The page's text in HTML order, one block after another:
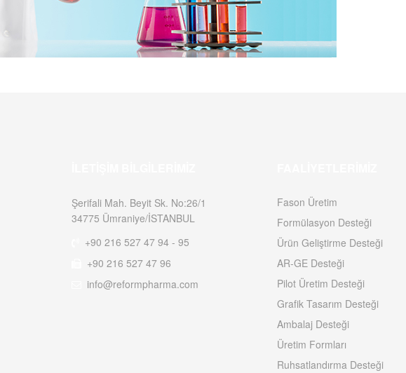
Şerifali Mah. Beyit Sk. No:26/1
34775 Ümraniye/İSTANBUL
+90 216 527 47 94 - 95
+90 216 527 47 96
info@reformpharma.com
Fason Üretim
Formülasyon Desteği
Ürün Geliştirme Desteği
AR-GE Desteği
Pilot Üretim Desteği
Grafik Tasarım Desteği
Ambalaj Desteği
Üretim Formları
Ruhsatlandırma Desteği